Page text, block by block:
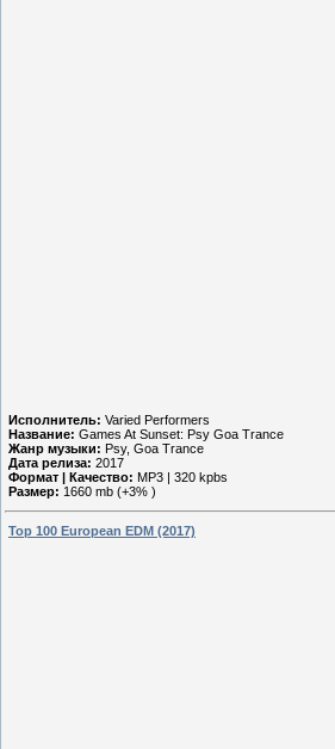
Исполнитель: Varied Performers
Название: Games At Sunset: Psy Goa Trance
Жанр музыки: Psy, Goa Trance
Дата релиза: 2017
Формат | Качество: MP3 | 320 kpbs
Размер: 1660 mb (+3% )
Top 100 European EDM (2017)